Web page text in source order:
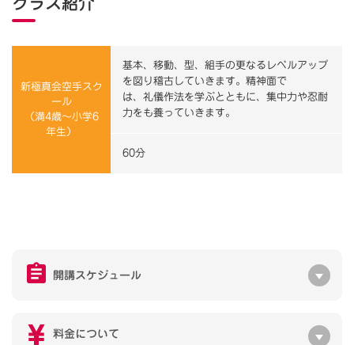
新極真会空手スク
ール
（満4歳～小学6
年生）
基本、移動、型、組手の更なるレベルアップ
を図り稽古していきます。精神面で
は、礼儀作法を学ぶとともに、集中力や忍耐
力をも養っていきます。
60分
開講スケジュール
料金について